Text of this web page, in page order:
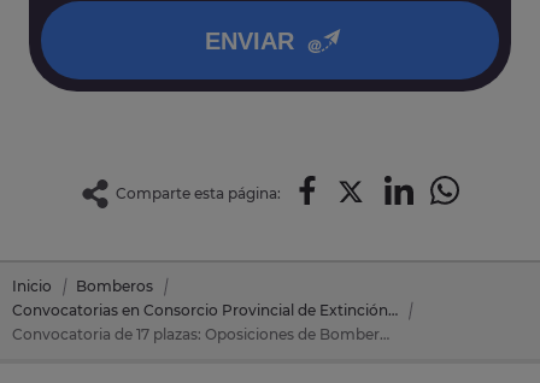
ENVIAR
Comparte esta página:
Inicio
Bomberos
Convocatorias en Consorcio Provincial de Extinción de Incendios y Salvamentos de Toledo
Convocatoria de 17 plazas: Oposiciones de Bomberos en Consorcio Provincial de Extinción de Incendios y Salvamentos de Toledo (Toledo)